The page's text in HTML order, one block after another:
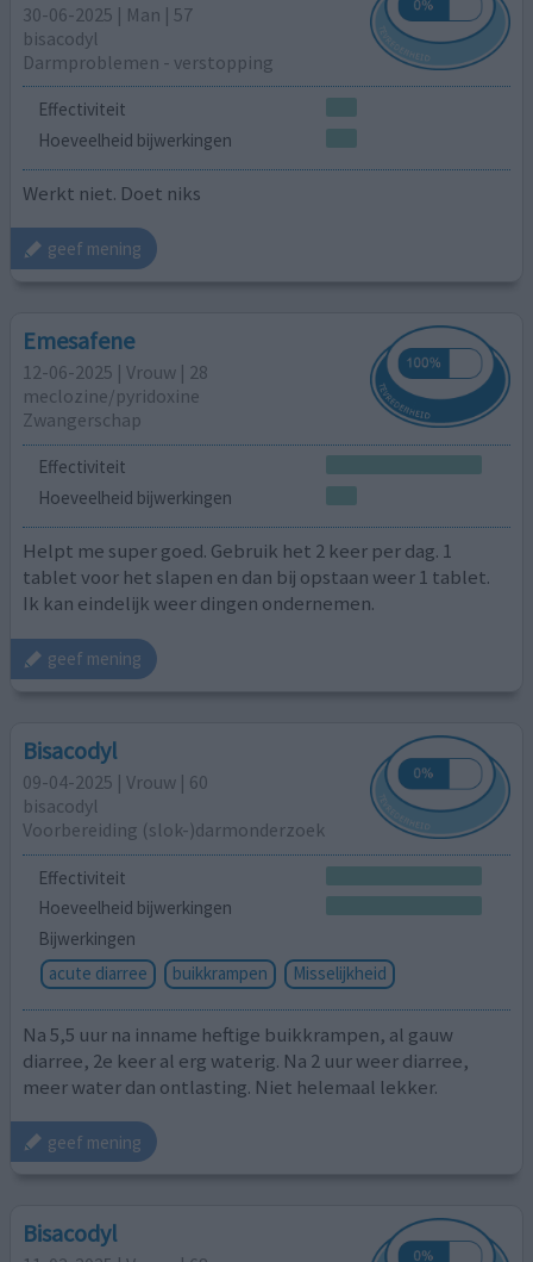
30-06-2025 | Man | 57
bisacodyl
Darmproblemen - verstopping
Effectiviteit
Hoeveelheid bijwerkingen
Werkt niet. Doet niks
geef mening
Emesafene
12-06-2025 | Vrouw | 28
meclozine/pyridoxine
Zwangerschap
Effectiviteit
Hoeveelheid bijwerkingen
Helpt me super goed. Gebruik het 2 keer per dag. 1
tablet voor het slapen en dan bij opstaan weer 1 tablet.
Ik kan eindelijk weer dingen ondernemen.
geef mening
Bisacodyl
09-04-2025 | Vrouw | 60
bisacodyl
Voorbereiding (slok-)darmonderzoek
Effectiviteit
Hoeveelheid bijwerkingen
Bijwerkingen
acute diarree
buikkrampen Misselijkheid
Na 5,5 uur na inname heftige buikkrampen, al gauw
diarree, 2e keer al erg waterig. Na 2 uur weer diarree,
meer water dan ontlasting. Niet helemaal lekker.
geef mening
Bisacodyl